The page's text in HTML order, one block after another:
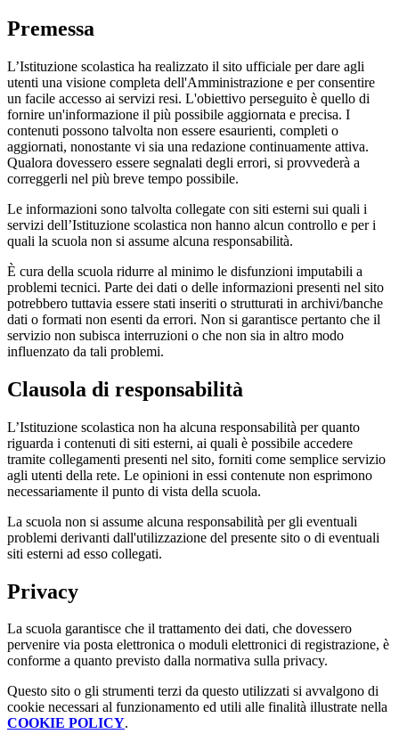
Premessa
L’Istituzione scolastica ha realizzato il sito ufficiale per dare agli
utenti una visione completa dell'Amministrazione e per consentire
un facile accesso ai servizi resi. L'obiettivo perseguito è quello di
fornire un'informazione il più possibile aggiornata e precisa. I
contenuti possono talvolta non essere esaurienti, completi o
aggiornati, nonostante vi sia una redazione continuamente attiva.
Qualora dovessero essere segnalati degli errori, si provvederà a
correggerli nel più breve tempo possibile.
Le informazioni sono talvolta collegate con siti esterni sui quali i
servizi dell’Istituzione scolastica non hanno alcun controllo e per i
quali la scuola non si assume alcuna responsabilità.
È cura della scuola ridurre al minimo le disfunzioni imputabili a
problemi tecnici. Parte dei dati o delle informazioni presenti nel sito
potrebbero tuttavia essere stati inseriti o strutturati in archivi/banche
dati o formati non esenti da errori. Non si garantisce pertanto che il
servizio non subisca interruzioni o che non sia in altro modo
influenzato da tali problemi.
Clausola di responsabilità
L’Istituzione scolastica non ha alcuna responsabilità per quanto
riguarda i contenuti di siti esterni, ai quali è possibile accedere
tramite collegamenti presenti nel sito, forniti come semplice servizio
agli utenti della rete. Le opinioni in essi contenute non esprimono
necessariamente il punto di vista della scuola.
La scuola non si assume alcuna responsabilità per gli eventuali
problemi derivanti dall'utilizzazione del presente sito o di eventuali
siti esterni ad esso collegati.
Privacy
La scuola garantisce che il trattamento dei dati, che dovessero
pervenire via posta elettronica o moduli elettronici di registrazione, è
conforme a quanto previsto dalla normativa sulla privacy.
Questo sito o gli strumenti terzi da questo utilizzati si avvalgono di
cookie necessari al funzionamento ed utili alle finalità illustrate nella
COOKIE POLICY.